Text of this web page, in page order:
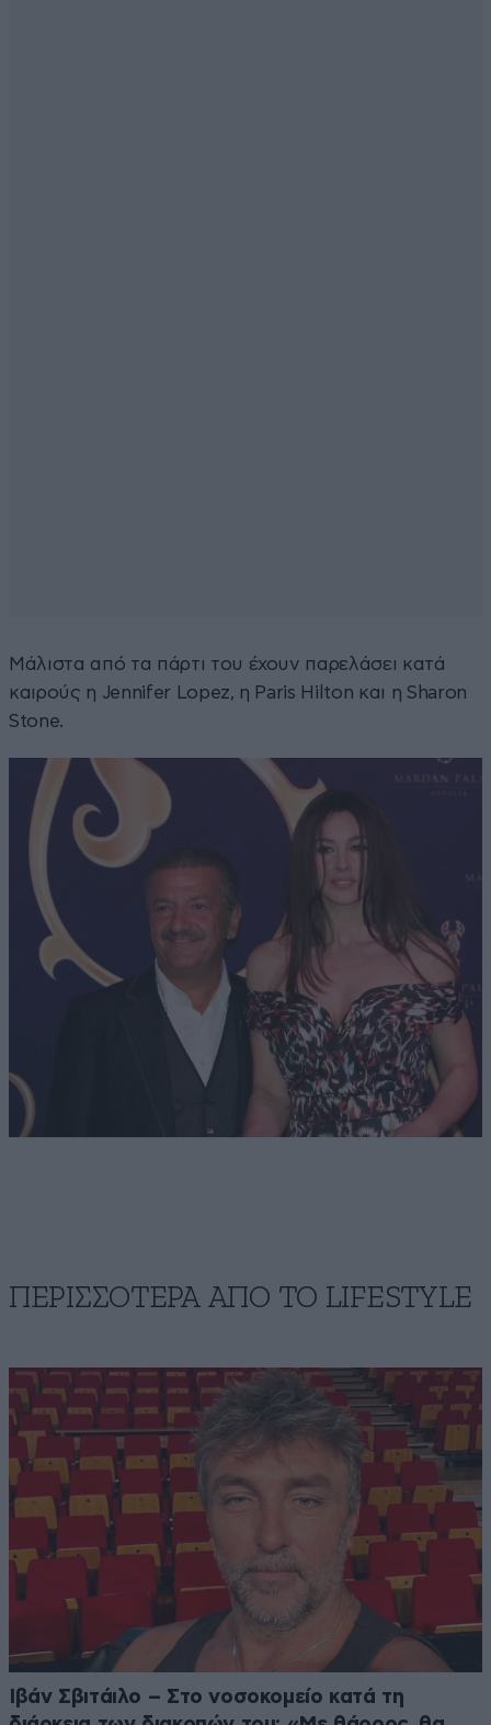
Μάλιστα από τα πάρτι του έχουν παρελάσει κατά
καιρούς η Jennifer Lopez, η Paris Hilton και η Sharon
Stone.
ΠΕΡΙΣΣΟΤΕΡΑ ΑΠΟ ΤΟ LIFESTYLE
Ιβάν Σβιτάιλο – Στο νοσοκομείο κατά τη